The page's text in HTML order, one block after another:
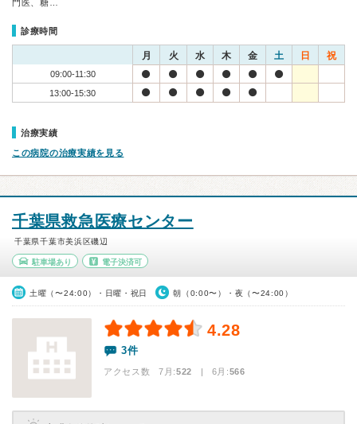
門医、糖…
診療時間
月 火 水 木 金 土 日 祝
09:00-11:30
13:00-15:30
治療実績
この病院の治療実績を見る
千葉県救急医療センター
千葉県千葉市美浜区磯辺
駐車場あり 電子決済可
土曜（〜24:00）・日曜・祝日 朝（0:00〜）・夜（〜24:00）
4.28
3件
アクセス数 7月:522 | 6月:566